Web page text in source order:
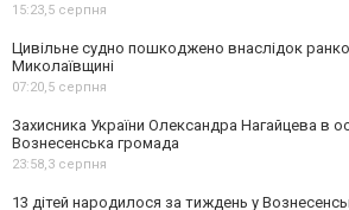
15:23,5 серпня
Цивільне судно пошкоджено внаслідок
Миколаївщині
07:20,5 серпня
Захисника України Олександра Нагайцева в
Вознесенська громада
23:58,3 серпня
13 дітей народилося за тиждень у